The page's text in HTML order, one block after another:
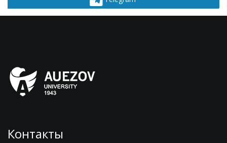
Контакты